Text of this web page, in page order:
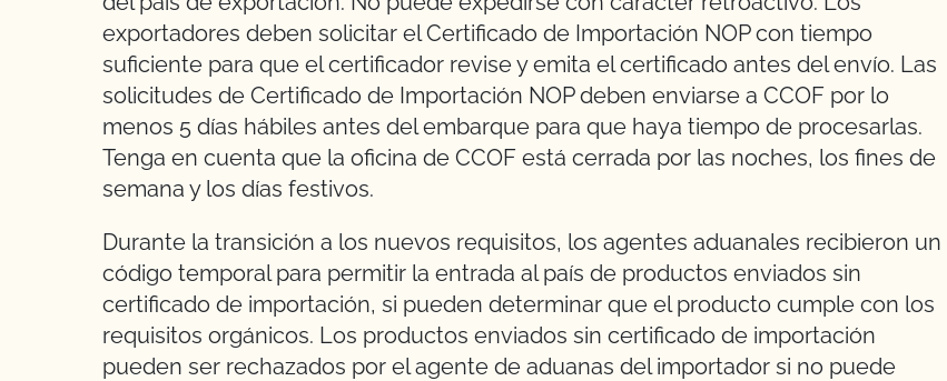
exportadores deben solicitar el Certificado de Importación NOP con tiempo
suficiente para que el certificador revise y emita el certificado antes del envío. Las
solicitudes de Certificado de Importación NOP deben enviarse a CCOF por lo
menos 5 días hábiles antes del embarque para que haya tiempo de procesarlas.
Tenga en cuenta que la oficina de CCOF está cerrada por las noches, los fines de
semana y los días festivos.
Durante la transición a los nuevos requisitos, los agentes aduanales recibieron un
código temporal para permitir la entrada al país de productos enviados sin
certificado de importación, si pueden determinar que el producto cumple con los
requisitos orgánicos. Los productos enviados sin certificado de importación
pueden ser rechazados por el agente de aduanas del importador si no puede